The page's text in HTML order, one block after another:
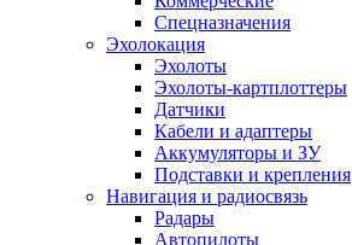
Спецназначения
Эхолокация
Эхолоты
Эхолоты-картплоттеры
Датчики
Кабели и адаптеры
Аккумуляторы и ЗУ
Подставки и крепления
Навигация и радиосвязь
Радары
Автопилоты